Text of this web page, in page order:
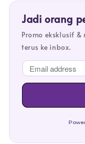
Jadi orang
Promo eksklusif
terus ke inbox.